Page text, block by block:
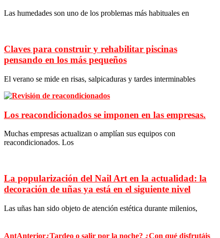
Las humedades son uno de los problemas más habituales en
Claves para construir y rehabilitar piscinas
pensando en los más pequeños
El verano se mide en risas, salpicaduras y tardes interminables
Los reacondicionados se imponen en las empresas.
Muchas empresas actualizan o amplían sus equipos con
reacondicionados. Los
La popularización del Nail Art en la actualidad: la
decoración de uñas ya está en el siguiente nivel
Las uñas han sido objeto de atención estética durante milenios,
AntAnterior¿Tardeo o salir por la noche? ¿Con qué disfrutáis